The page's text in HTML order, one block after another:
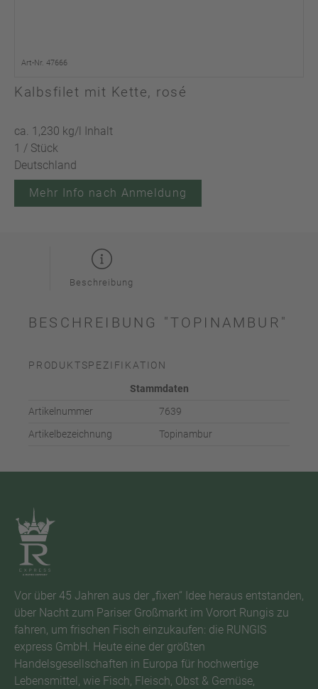
Art-Nr. 47666
Kalbsfilet mit Kette, rosé
ca. 1,230 kg/l Inhalt
1 / Stück
Deutschland
Mehr Info nach Anmeldung
Beschreibung
BESCHREIBUNG "TOPINAMBUR"
PRODUKTSPEZIFIKATION
Stammdaten
Artikelnummer
7639
Artikelbezeichnung
Topinambur
Vor über 45 Jahren aus der „fixen“ Idee heraus entstanden,
über Nacht zum Pariser Großmarkt im Vorort Rungis zu
fahren, um frischen Fisch einzukaufen: die RUNGIS
express GmbH. Heute eine der größten
Handelsgesellschaften in Europa für hochwertige
Lebensmittel, wie Fisch, Fleisch, Obst & Gemüse,